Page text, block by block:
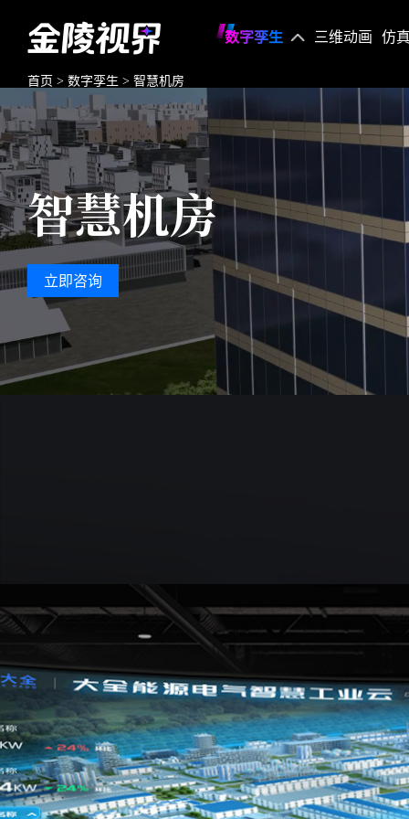
数字孪生 三维动画 仿
首页 > 数字孪生 > 智慧机房
智慧机房
立即咨询